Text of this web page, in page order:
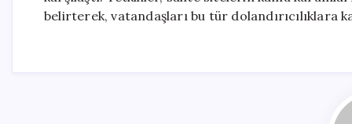
belirterek, vatandaşları bu tür dolandırıcılıklara